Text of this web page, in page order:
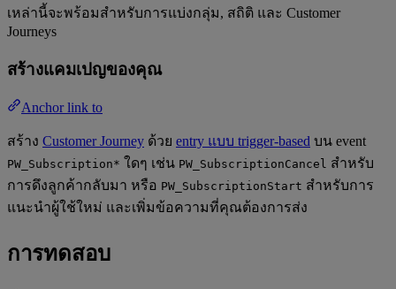
เหล่านี้จะพร้อมสำหรับการแบ่งกลุ่ม, สถิติ และ Customer
Journeys
สร้างแคมเปญของคุณ
Anchor link to
สร้าง Customer Journey ด้วย entry แบบ trigger-based บน event
PW_Subscription* ใดๆ เช่น PW_SubscriptionCancel สำหรับ
การดึงลูกค้ากลับมา หรือ PW_SubscriptionStart สำหรับการ
แนะนำผู้ใช้ใหม่ และเพิ่มข้อความที่คุณต้องการส่ง
การทดสอบ